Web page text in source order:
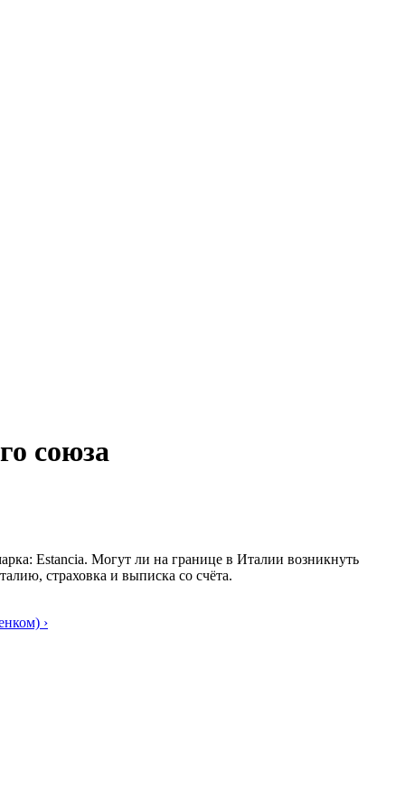
союза
Estancia. Могут ли на границе в Италии возникнуть
страховка и выписка со счёта.
›